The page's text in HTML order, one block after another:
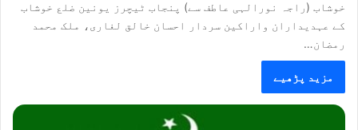
خوشاب (راجہ نورالہی عاطف سے) پنجاب ٹیچرز یونین ضلع خوشاب
کے عہدیداران واراکین سردار احسان خالق لغاری، ملک محمد
رمضان…
مزید پڑھیے